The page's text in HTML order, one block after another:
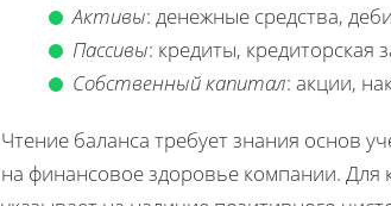
Активы: денежные средства,
Пассивы: кредиты, кредиторская
Собственный капитал: акции,
Чтение баланса требует знания основ
на финансовое здоровье компании.